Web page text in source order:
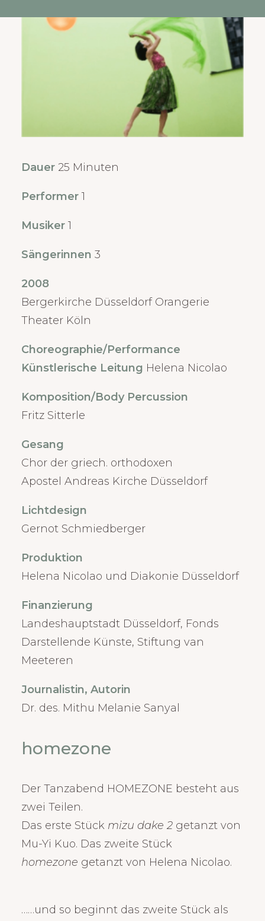
Dauer 25 Minuten
Performer 1
Musiker 1
Sängerinnen 3
2008
Bergerkirche Düsseldorf Orangerie
Theater Köln
Choreographie/Performance
Künstlerische Leitung Helena Nicolao
Komposition/Body Percussion
Fritz Sitterle
Gesang
Chor der griech. orthodoxen
Apostel Andreas Kirche Düsseldorf
Lichtdesign
Gernot Schmiedberger
Produktion
Helena Nicolao und Diakonie Düsseldorf
Finanzierung
Landeshauptstadt Düsseldorf, Fonds
Darstellende Künste, Stiftung van
Meeteren
Journalistin, Autorin
Dr. des. Mithu Melanie Sanyal
homezone
Der Tanzabend HOMEZONE besteht aus
zwei Teilen.
Das erste Stück mizu dake 2 getanzt von
Mu-Yi Kuo. Das zweite Stück
homezone getanzt von Helena Nicolao.
……und so beginnt das zweite Stück als